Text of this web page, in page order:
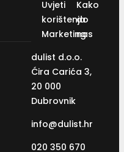
Uvjeti
korištenja
Marketing
Kako
do
nas
dulist d.o.o.
Ćira Carića 3,
20 000
Dubrovnik
info@dulist.hr
020 350 670